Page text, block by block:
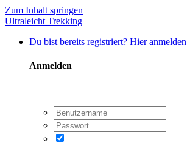
Zum Inhalt springen
Ultraleicht Trekking
Du bist bereits registriert? Hier anmelden
Anmelden